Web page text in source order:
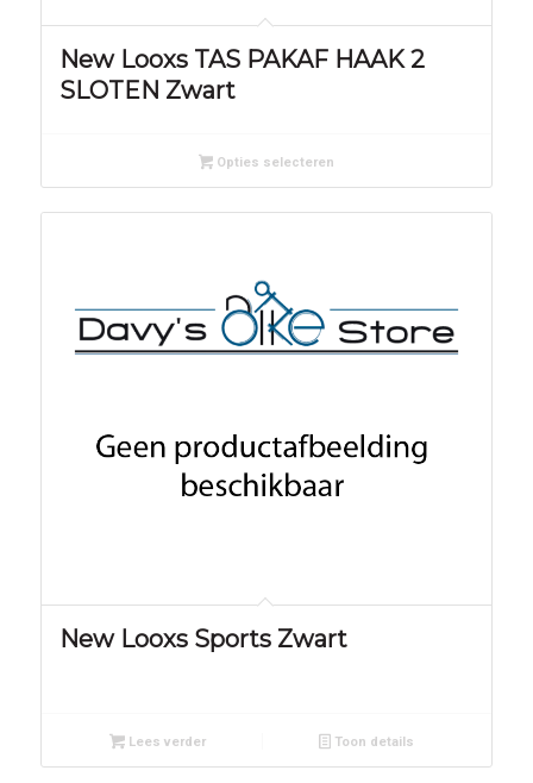
New Looxs TAS PAKAF HAAK 2
SLOTEN Zwart
Opties selecteren
New Looxs Sports Zwart
Lees verder Toon details